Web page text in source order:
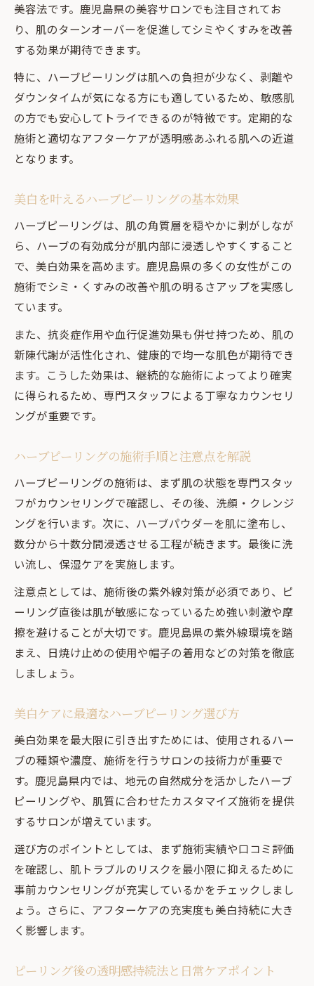
ニキビ跡や毛穴悩みにもハーブピーリング
の力
ハーブピーリング施術後の肌変化とその実
感
美白以外にも嬉しいハーブピーリングの効
果
美白に導くハーブピーリングの効果とは
ハーブピーリングの美白効果とそのメカニ
ハーブピーリングで得られる透明感と輝き
美白成分配合ハーブピーリングの魅力を解
鹿児島県で話題のハーブピーリング美白ケ
地元女性が注目する最新ハーブピーリング
事情
析
美白を目指す鹿児島県女性のリアルな体験
談
信頼できる美肌ケア法としてのハーブピー
リング
剥離を気にせず始めるハーブピーリング
剥離が少ないハーブピーリングの特徴と安
心感
ダウンタイムを抑えたハーブピーリングの
選び方
気軽に始められるハーブピーリング美白体
剥離が心配な方に向けたハーブピーリング
情報
ハーブピーリング後の日常生活への影響を
解説
自然成分で叶える美白と明るい素肌の秘訣
ハーブピーリングの自然由来成分が美白に
効く理由
明るい素肌への近道はハーブピーリングに
あり
自然成分で安心して美白を目指せるポイン
ト
美容法です。鹿児島県の美容サロンでも注目されてお
り、肌のターンオーバーを促進してシミやくすみを改善
する効果が期待できます。
特に、ハーブピーリングは肌への負担が少なく、剥離や
ダウンタイムが気になる方にも適しているため、敏感肌
の方でも安心してトライできるのが特徴です。定期的な
施術と適切なアフターケアが透明感あふれる肌への近道
となります。
美白を叶えるハーブピーリングの基本効果
ハーブピーリングは、肌の角質層を穏やかに剥がしなが
ら、ハーブの有効成分が肌内部に浸透しやすくすること
で、美白効果を高めます。鹿児島県の多くの女性がこの
施術でシミ・くすみの改善や肌の明るさアップを実感し
ています。
また、抗炎症作用や血行促進効果も併せ持つため、肌の
新陳代謝が活性化され、健康的で均一な肌色が期待でき
ます。こうした効果は、継続的な施術によってより確実
に得られるため、専門スタッフによる丁寧なカウンセリ
ングが重要です。
ハーブピーリングの施術手順と注意点を解説
ハーブピーリングの施術は、まず肌の状態を専門スタッ
フがカウンセリングで確認し、その後、洗顔・クレンジ
ングを行います。次に、ハーブパウダーを肌に塗布し、
数分から十数分間浸透させる工程が続きます。最後に洗
い流し、保湿ケアを実施します。
注意点としては、施術後の紫外線対策が必須であり、ピ
ーリング直後は肌が敏感になっているため強い刺激や摩
擦を避けることが大切です。鹿児島県の紫外線環境を踏
まえ、日焼け止めの使用や帽子の着用などの対策を徹底
しましょう。
美白ケアに最適なハーブピーリング選び方
美白効果を最大限に引き出すためには、使用されるハー
ブの種類や濃度、施術を行うサロンの技術力が重要で
す。鹿児島県内では、地元の自然成分を活かしたハーブ
ピーリングや、肌質に合わせたカスタマイズ施術を提供
するサロンが増えています。
選び方のポイントとしては、まず施術実績や口コミ評価
を確認し、肌トラブルのリスクを最小限に抑えるために
事前カウンセリングが充実しているかをチェックしまし
ょう。さらに、アフターケアの充実度も美白持続に大き
く影響します。
ピーリング後の透明感持続法と日常ケアポイント